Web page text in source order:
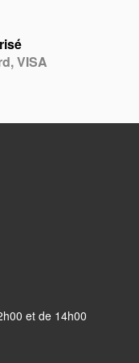
VISA
et de 14h00